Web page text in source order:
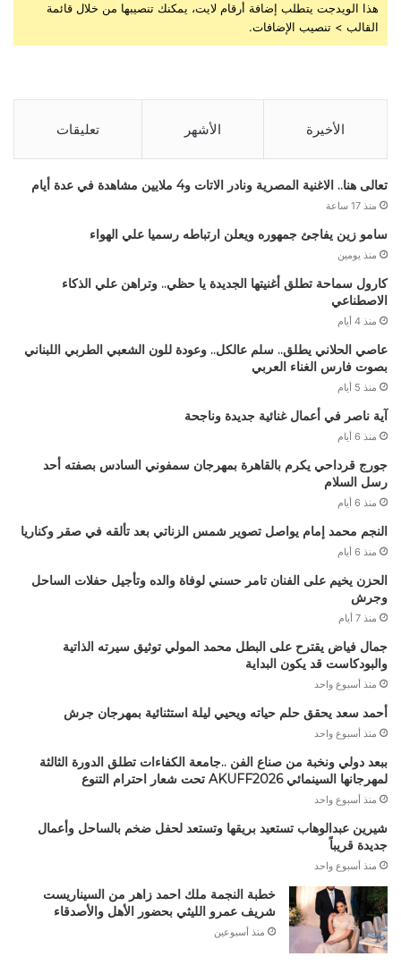
هذا الويدجت يتطلب إضافة أرقام لايت، يمكنك تنصيبها من خلال قائمة
القالب > تنصيب الإضافات.
الأخيرة الأشهر تعليقات
تعالى هنا.. الاغنية المصرية ونادر الاتات و4 ملايين مشاهدة في عدة أيام
منذ 17 ساعة
سامو زين يفاجئ جمهوره ويعلن ارتباطه رسميا علي الهواء
منذ يومين
كارول سماحة تطلق أغنيتها الجديدة يا حظي.. وتراهن علي الذكاء
الاصطناعي
منذ 4 أيام
عاصي الحلاني يطلق.. سلم عالكل.. وعودة للون الشعبي الطربي اللبناني
بصوت فارس الغناء العربي
منذ 5 أيام
آية ناصر في أعمال غنائية جديدة وناجحة
منذ 6 أيام
جورج قرداحي يكرم بالقاهرة بمهرجان سمفوني السادس بصفته أحد
رسل السلام
منذ 6 أيام
النجم محمد إمام يواصل تصوير شمس الزناتي بعد تألقه في صقر وكناريا
منذ 6 أيام
الحزن يخيم على الفنان تامر حسني لوفاة والده وتأجيل حفلات الساحل
وجرش
منذ 7 أيام
جمال فياض يقترح على البطل محمد المولي توثيق سيرته الذاتية
والبودكاست قد يكون البداية
منذ أسبوع واحد
أحمد سعد يحقق حلم حياته ويحيي ليلة استثنائية بمهرجان جرش
منذ أسبوع واحد
ببعد دولي ونخبة من صناع الفن ..جامعة الكفاءات تطلق الدورة الثالثة
لمهرجانها السينمائي AKUFF2026 تحت شعار احترام التنوع
منذ أسبوع واحد
شيرين عبدالوهاب تستعيد بريقها وتستعد لحفل ضخم بالساحل وأعمال
جديدة قريباً
منذ أسبوع واحد
خطبة النجمة ملك احمد زاهر من السيناريست
شريف عمرو الليثي بحضور الأهل والأصدقاء
منذ أسبوعين